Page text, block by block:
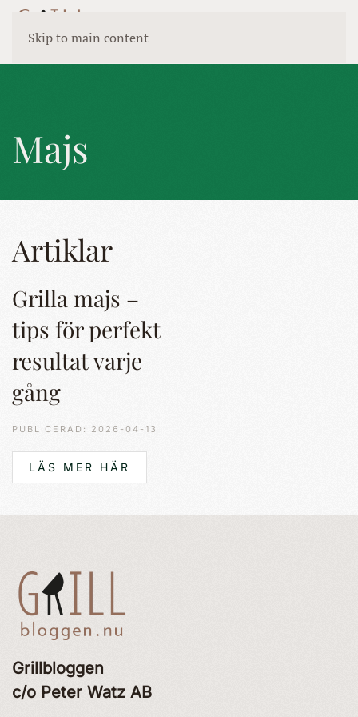
Skip to main content
Majs
Artiklar
Grilla majs –
tips för perfekt
resultat varje
gång
PUBLICERAD: 2026-04-13
LÄS MER HÄR
Grillbloggen
c/o Peter Watz AB